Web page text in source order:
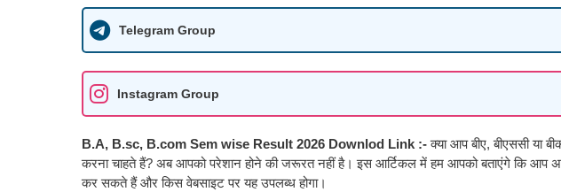
Telegram Group
Instagram Group
B.A, B.sc, B.com Sem wise Result 2026 Downlod Link :-क्या आप बीए, बीएससी या
करना चाहते हैं? अब आपको परेशान होने की जरूरत नहीं है। इस आर्टिकल में हम आपको बताएंगे कि
कर सकते हैं और किस वेबसाइट पर यह उपलब्ध होगा।